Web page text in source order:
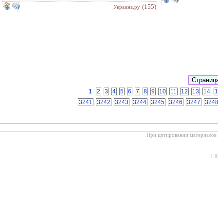
Украина.ру (155)
1 2 3 4 5 6 7 8 9 10 11 12 13 14
3241
3242 3243 3244 3245 3246 3247 3248
При цитировании материалов
[